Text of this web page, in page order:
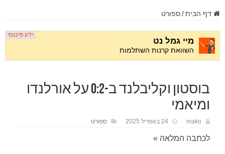
דף הבית / ספורט
בוסטון וקליבלנד ב-0:2 על אורלנדו
ומיאמי
mako 24 באפריל 2025 ספורט
לכתבה המלאה »